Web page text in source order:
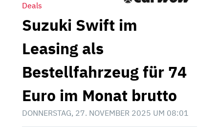
Deals
Suzuki Swift im
Leasing als
Bestellfahrzeug für 74
Euro im Monat brutto
DONNERSTAG, 27. NOVEMBER 2025 UM 08:01